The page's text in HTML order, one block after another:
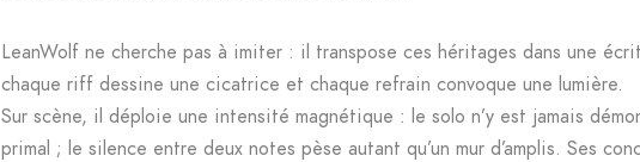
LeanWolf ne cherche pas à imiter : il transpose ces héritages dans une
chaque riff dessine une cicatrice et chaque refrain convoque une lumière.
Sur scène, il déploie une intensité magnétique : le solo n’y est jamais
primal ; le silence entre deux notes pèse autant qu’un mur d’amplis. Ses